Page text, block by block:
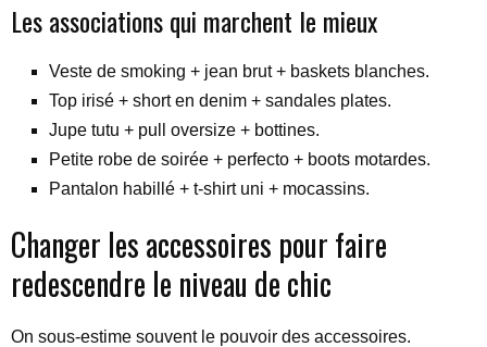
Les associations qui marchent le mieux
Veste de smoking + jean brut + baskets blanches.
Top irisé + short en denim + sandales plates.
Jupe tutu + pull oversize + bottines.
Petite robe de soirée + perfecto + boots motardes.
Pantalon habillé + t-shirt uni + mocassins.
Changer les accessoires pour faire
redescendre le niveau de chic
On sous-estime souvent le pouvoir des accessoires.